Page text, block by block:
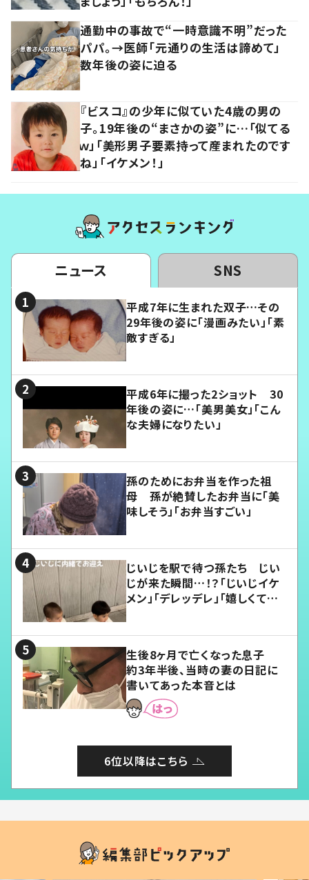
通勤中の事故で“一時意識不明”だった
パパ。→医師「元通りの生活は諦めて」
数年後の姿に迫る
『ビスコ』の少年に似ていた4歳の男の
子。19年後の“まさかの姿”に…「似てる
ｗ」「美形男子要素持って産まれたのです
ね」「イケメン！」
ニュース SNS
平成7年に生まれた双子…その
29年後の姿に「漫画みたい」「素
敵すぎる」
平成6年に撮った2ショット 30
年後の姿に…「美男美女」「こん
な夫婦になりたい」
孫のためにお弁当を作った祖
母 孫が絶賛したお弁当に「美
味しそう」「お弁当すごい」
じいじを駅で待つ孫たち じい
じが来た瞬間…！？「じいじイケ
メン」「デレッデレ」「嬉しくて可
生後8ヶ月で亡くなった息子
約3年半後、当時の妻の日記に
書いてあった本音とは
6位以降はこちら